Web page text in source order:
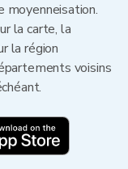
moyenneisation.
la carte, la
la région
voisins